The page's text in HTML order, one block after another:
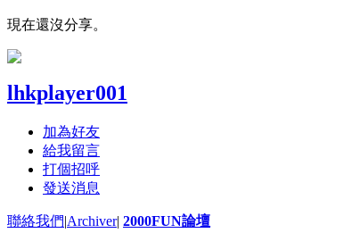
現在還沒分享。
lhkplayer001
加為好友
給我留言
打個招呼
發送消息
聯絡我們|Archiver| 2000FUN論壇